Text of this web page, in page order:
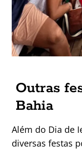
Outras
Bahia
Além do Dia de
diversas festas